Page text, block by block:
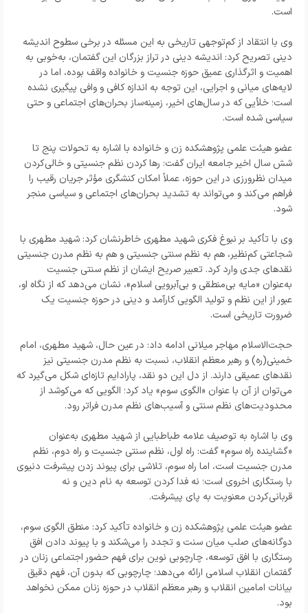
است.
وی با انتقاد از کم‌توجهی تاریخی به این مسئله در برخی سطوح اندیشه
دینی تصریح کرد: اندیشه دینی در تراز بزرگان این گفتمان، به‌خوبی به
اهمیت و اثرگذاری عمیق حوزه جنسیت و خانواده واقف بوده، اما در
لایه‌های میانی و اجرایی، این توجه به اندازه کافی و وافی پیگیری نشده
است؛ خلأیی که در سال‌های اخیر، زمینه‌ساز بحران‌های اجتماعی و حتی
سیاسی شده است.
عضو هیئت علمی پژوهشکده زن و خانواده با اشاره به تحولات پنج تا
شش سال اخیر جامعه ایران گفت: رها کردن نظم جنسیتی و خالی‌کردن
میدان نظرورزی در این حوزه، عملاً امکان کنشگری مؤثر جریان رقیب را
فراهم می‌کند و می‌تواند به تشدید بحران‌های اجتماعی و سیاسی منجر
شود.
وی با تأکید بر نبوغ فکری شهید مطهری خاطرنشان کرد: شهید مطهری با
شجاعتی کم‌نظیر، هم به نظم سنتی جنسیتی و هم به نظم مدرن جنسیتی
نقدهای جدی وارد کرد. تعبیر صریح ایشان از نظم سنتی جنسیت
به‌عنوان «مایه بی‌منطقی و بی‌آبرویی اسلام»، نشان می‌دهد که از نگاه او،
عبور از این نظم و تولید الگویی کارآمد و دینی در حوزه جنسیت یک
ضرورت تاریخی است.
حجت‌الاسلام مهاجر میلانی ادامه داد: در عین حال، شهید مطهری، امام
خمینی(ره) و رهبر معظم انقلاب، نسبت به نظم مدرن جنسیتی نیز
نقدهای عمیقی دارند. از دل این دو نقد، پارادایم تازه‌ای شکل می‌گیرد که
می‌توان از آن با عنوان «الگوی سوم» یاد کرد؛ الگویی که می‌کوشد از
محدودیت‌های نظم سنتی و آسیب‌های نظم مدرن فراتر رود.
وی با اشاره به توصیف علامه طباطبایی از شهید مطهری به‌عنوان
«گشاینده راه سوم» گفت: راه اول، نظم سنتی جنسیت و راه دوم، نظم
مدرن جنسیت است، اما راه سوم، تلاشی برای پیوند زدن پیشرفت دنیوی
با رستگاری اخروی است؛ نه فدا کردن توسعه به نام دین و نه
قربانی‌کردن معنویت به پای پیشرفت.
عضو هیئت علمی پژوهشکده زن و خانواده تأکید کرد: منطق الگوی سوم،
دوگانه‌های صلب میان سنت و تجدد را می‌شکند و با پیوند دادن افق
رستگاری با افق توسعه، چارچوبی نوین برای فهم حضور اجتماعی زنان در
گفتمان انقلاب اسلامی ارائه می‌دهد؛ چارچوبی که بدون آن، فهم دقیق
بیانات امامین انقلاب و رهبر معظم انقلاب در حوزه زنان ممکن نخواهد
بود.